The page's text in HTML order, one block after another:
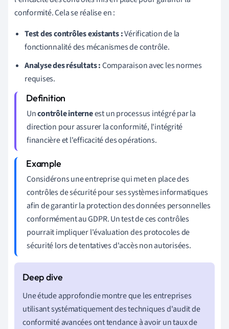
conformité. Cela se réalise en :
Test des contrôles existants :Vérification de la
fonctionnalité des mécanismes de contrôle.
Analyse des résultats :Comparaison avec les normes
requises.
Uncontrôle interneest un processus intégré par la
direction pour assurer la conformité, l'intégrité
financière et l'efficacité des opérations.
Considérons une entreprise qui met en place des
contrôles de sécurité pour ses systèmes informatiques
afin de garantir la protection des données personnelles
conformément au GDPR. Un test de ces contrôles
pourrait impliquer l'évaluation des protocoles de
sécurité lors de tentatives d'accès non autorisées.
Une étude approfondie montre que les entreprises
utilisant systématiquement des techniques d'audit de
conformité avancées ont tendance à avoir un taux de